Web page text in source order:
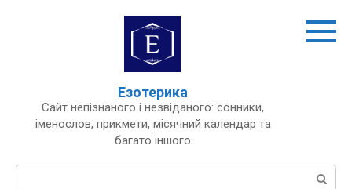
Езотерика
Сайт непізнаного і незвіданого: сонники,
іменослов, прикмети, місячний календар та
багато іншого
Пошук: